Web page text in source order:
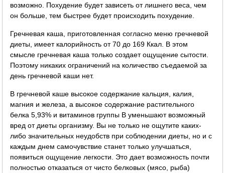
возможно. Похудение будет зависеть от лишнего веса, чем
он больше, тем быстрее будет происходить похудение.
Гречневая каша, приготовленная согласно меню гречневой
диеты, имеет калорийность от 70 до 169 Ккал. В этом
смысле гречневая каша только создает ощущение сытости.
Поэтому никаких ограничений на количество съедаемой за
день гречневой каши нет.
В гречневой каше высокое содержание кальция, калия,
магния и железа, а высокое содержание растительного
белка 5,93% и витаминов группы B уменьшают возможный
вред от диеты организму. Вы не только не ощутите каких-
либо значительных неудобств при соблюдении диеты, но и с
каждым днем самочувствие станет только улучшаться,
появиться ощущение легкости. Это дает возможность почти
полностью отказаться от чисто белковых (мясо, рыба)